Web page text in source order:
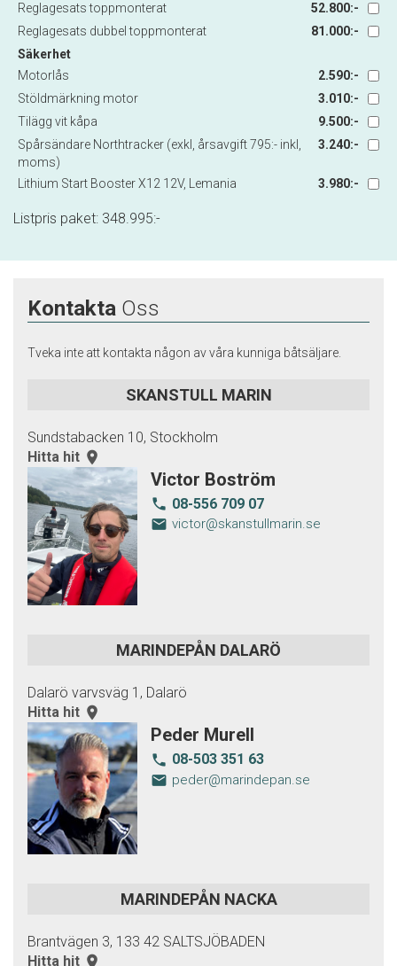
Reglagesats toppmonterat
52.800:-
Reglagesats dubbel toppmonterat
81.000:-
Säkerhet
Motorlås
2.590:-
Stöldmärkning motor
3.010:-
Tilägg vit kåpa
9.500:-
Spårsändare Northtracker (exkl, årsavgift 795:- inkl,
moms)
3.240:-
Lithium Start Booster X12 12V, Lemania 3.980:-
Listpris paket: 348.995:-
Kontakta Oss
Tveka inte att kontakta någon av våra kunniga båtsäljare.
SKANSTULL MARIN
Sundstabacken 10, Stockholm
Hitta hit room
Victor Boström
local_phone 08-556 709 07
email victor@skanstullmarin.se
MARINDEPÅN DALARÖ
Dalarö varvsväg 1, Dalarö
Hitta hit room
Peder Murell
local_phone 08-503 351 63
email peder@marindepan.se
MARINDEPÅN NACKA
Brantvägen 3, 133 42 SALTSJÖBADEN
Hitta hit room